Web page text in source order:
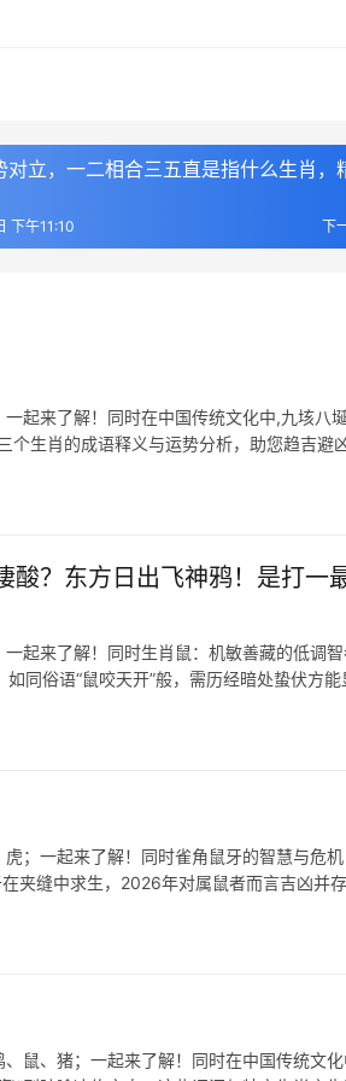
对立，一二相合三五直是指什么生肖，
下
下午11:10
起来了解！同时在中国传统文化中,九垓八
生肖的成语释义与运势分析，助您趋吉避
酸？东方日出飞神鸦！是打一
起来了解！同时生肖鼠：机敏善藏的低调
同俗语“鼠咬天开”般，需历经暗处蛰伏方能
；一起来了解！同时雀角鼠牙的智慧与危机
夹缝中求生，2026年对属鼠者而言吉凶并
鼠、猪；一起来了解！同时在中国传统文化